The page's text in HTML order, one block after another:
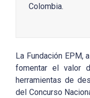
Colombia.
La Fundación EPM,
fomentar el valor
herramientas de
del Concurso